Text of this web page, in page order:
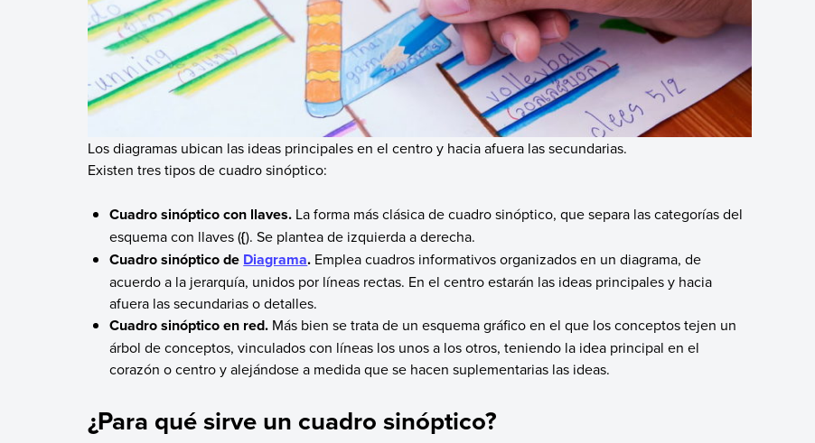
Los diagramas ubican las ideas principales en el centro y hacia afuera las secundarias.
Existen tres tipos de cuadro sinóptico:
Cuadro sinóptico con llaves. La forma más clásica de cuadro sinóptico, que separa las categorías del
esquema con llaves ({). Se plantea de izquierda a derecha.
Cuadro sinóptico de Diagrama. Emplea cuadros informativos organizados en un diagrama, de
acuerdo a la jerarquía, unidos por líneas rectas. En el centro estarán las ideas principales y hacia
afuera las secundarias o detalles.
Cuadro sinóptico en red. Más bien se trata de un esquema gráfico en el que los conceptos tejen un
árbol de conceptos, vinculados con líneas los unos a los otros, teniendo la idea principal en el
corazón o centro y alejándose a medida que se hacen suplementarias las ideas.
¿Para qué sirve un cuadro sinóptico?